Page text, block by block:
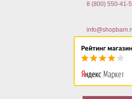
8 (800) 550-41-